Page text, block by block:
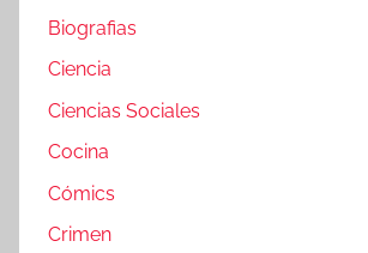
Biografias
Ciencia
Ciencias Sociales
Cocina
Cómics
Crimen